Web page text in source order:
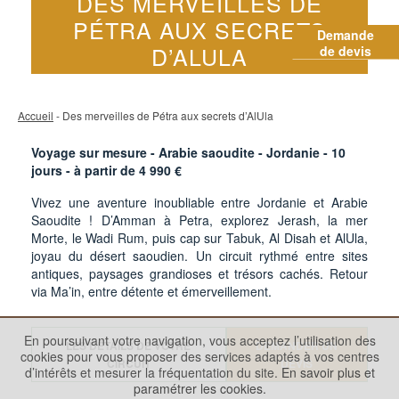
Demande
de devis
PÉTRA AUX SECRETS
D’ALULA
Accueil - Des merveilles de Pétra aux secrets d’AlUla
Voyage sur mesure - Arabie saoudite - Jordanie - 10
jours - à partir de 4 990 €
Vivez une aventure inoubliable entre Jordanie et Arabie
Saoudite ! D’Amman à Petra, explorez Jerash, la mer
Morte, le Wadi Rum, puis cap sur Tabuk, Al Disah et AlUla,
joyau du désert saoudien. Un circuit rythmé entre sites
antiques, paysages grandioses et trésors cachés. Retour
via Ma’in, entre détente et émerveillement.
LES DÉTAILS DE VOTRE
CIRCUIT
DEMANDER UN
DEVIS
En poursuivant votre navigation, vous acceptez l’utilisation des
cookies pour vous proposer des services adaptés à vos centres
d’intérêts et mesurer la fréquentation du site. En savoir plus et
paramétrer les cookies.